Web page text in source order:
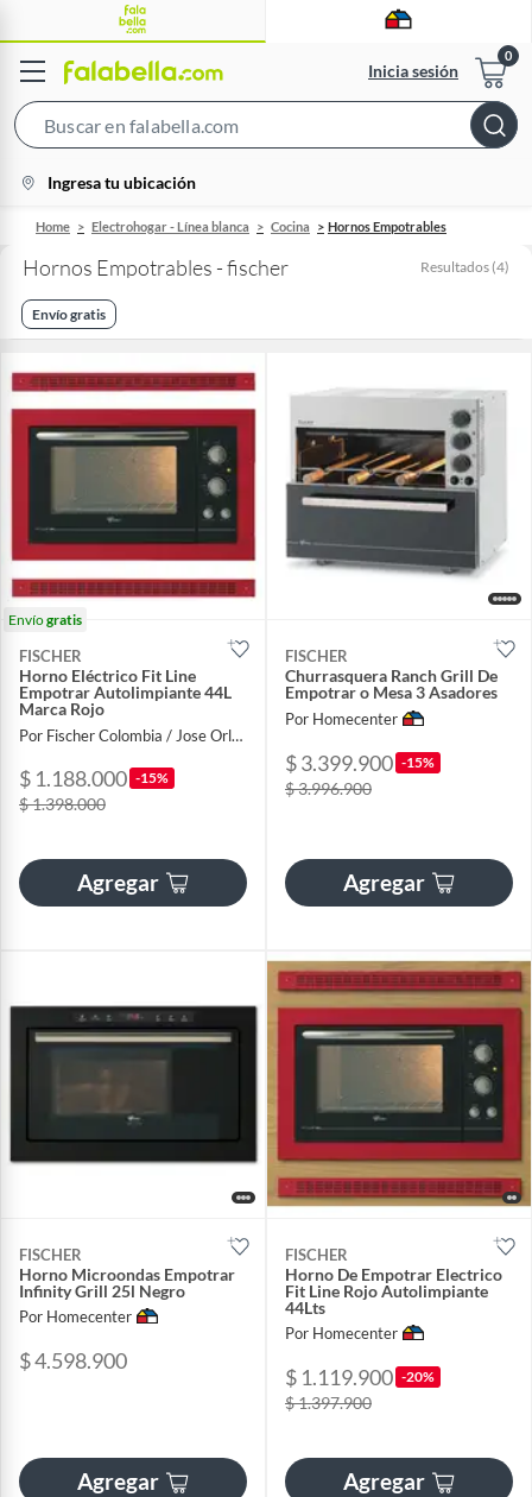
Inicia sesión
Bar
location-
icon
Ingresa tu ubicación
Home Electrohogar - Línea blanca Cocina Hornos Empotrables
Hornos Empotrables - fischer Resultados (4)
Envío gratis
Envíogratis
FISCHER
Horno Eléctrico Fit Line
Empotrar Autolimpiante 44L
Marca Rojo
Por Fischer Colombia / Jose Orlando Gutierrez
$ 1.188.000 -15%
$ 1.398.000
Agregar
FISCHER
Churrasquera Ranch Grill De
Empotrar o Mesa 3 Asadores
Por Homecenter
$ 3.399.900 -15%
$ 3.996.900
Agregar
FISCHER
Horno Microondas Empotrar
Infinity Grill 25l Negro
Por Homecenter
$ 4.598.900
Agregar
FISCHER
Horno De Empotrar Electrico
Fit Line Rojo Autolimpiante
44Lts
Por Homecenter
$ 1.119.900 -20%
$ 1.397.900
Agregar